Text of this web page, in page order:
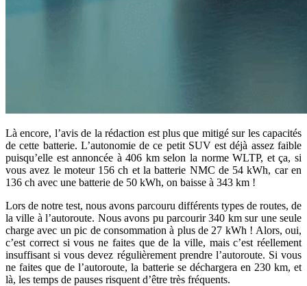
Là encore, l’avis de la rédaction est plus que mitigé sur les capacités
de cette batterie. L’autonomie de ce petit SUV est déjà assez faible
puisqu’elle est annoncée à 406 km selon la norme WLTP, et ça, si
vous avez le moteur 156 ch et la batterie NMC de 54 kWh, car en
136 ch avec une batterie de 50 kWh, on baisse à 343 km !
Lors de notre test, nous avons parcouru différents types de routes, de
la ville à l’autoroute. Nous avons pu parcourir 340 km sur une seule
charge avec un pic de consommation à plus de 27 kWh ! Alors, oui,
c’est correct si vous ne faites que de la ville, mais c’est réellement
insuffisant si vous devez régulièrement prendre l’autoroute. Si vous
ne faites que de l’autoroute, la batterie se déchargera en 230 km, et
là, les temps de pauses risquent d’être très fréquents.